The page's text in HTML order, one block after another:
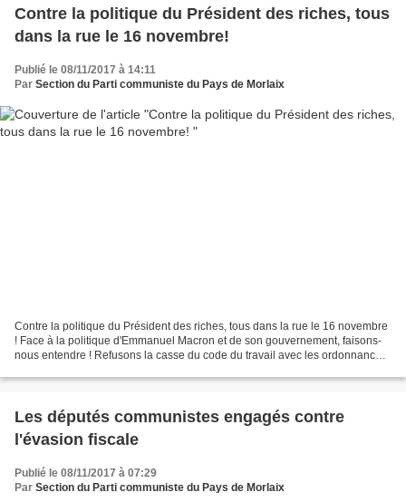
Contre la politique du Président des riches, tous
dans la rue le 16 novembre!
Publié le 08/11/2017 à 14:11
Par Section du Parti communiste du Pays de Morlaix
Contre la politique du Président des riches, tous dans la rue le 16 novembre
! Face à la politique d'Emmanuel Macron et de son gouvernement, faisons-
nous entendre ! Refusons la casse du code du travail avec les ordonnances.
Les députés communistes engagés contre
l'évasion fiscale
Publié le 08/11/2017 à 07:29
Par Section du Parti communiste du Pays de Morlaix